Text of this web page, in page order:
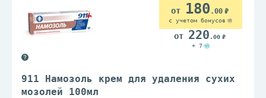
911 Намозоль крем для удаления сухих
мозолей 100мл
180 .00
с учетом бонусов
220 .00
+ 7